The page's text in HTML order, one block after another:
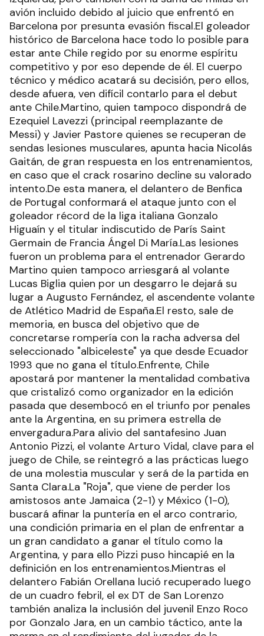
avión incluido debido al juicio que enfrentó en
Barcelona por presunta evasión fiscal.El goleador
histórico de Barcelona hace todo lo posible para
estar ante Chile regido por su enorme espíritu
competitivo y por eso depende de él. El cuerpo
técnico y médico acatará su decisión, pero ellos,
desde afuera, ven difícil contarlo para el debut
ante Chile.Martino, quien tampoco dispondrá de
Ezequiel Lavezzi (principal reemplazante de
Messi) y Javier Pastore quienes se recuperan de
sendas lesiones musculares, apunta hacia Nicolás
Gaitán, de gran respuesta en los entrenamientos,
en caso que el crack rosarino decline su valorado
intento.De esta manera, el delantero de Benfica
de Portugal conformará el ataque junto con el
goleador récord de la liga italiana Gonzalo
Higuaín y el titular indiscutido de París Saint
Germain de Francia Ángel Di María.Las lesiones
fueron un problema para el entrenador Gerardo
Martino quien tampoco arriesgará al volante
Lucas Biglia quien por un desgarro le dejará su
lugar a Augusto Fernández, el ascendente volante
de Atlético Madrid de España.El resto, sale de
memoria, en busca del objetivo que de
concretarse rompería con la racha adversa del
seleccionado "albiceleste" ya que desde Ecuador
1993 que no gana el título.Enfrente, Chile
apostará por mantener la mentalidad combativa
que cristalizó como organizador en la edición
pasada que desembocó en el triunfo por penales
ante la Argentina, en su primera estrella de
envergadura.Para alivio del santafesino Juan
Antonio Pizzi, el volante Arturo Vidal, clave para el
juego de Chile, se reintegró a las prácticas luego
de una molestia muscular y será de la partida en
Santa Clara.La "Roja", que viene de perder los
amistosos ante Jamaica (2-1) y México (1-0),
buscará afinar la puntería en el arco contrario,
una condición primaria en el plan de enfrentar a
un gran candidato a ganar el título como la
Argentina, y para ello Pizzi puso hincapié en la
definición en los entrenamientos.Mientras el
delantero Fabián Orellana lució recuperado luego
de un cuadro febril, el ex DT de San Lorenzo
también analiza la inclusión del juvenil Enzo Roco
por Gonzalo Jara, en un cambio táctico, ante la